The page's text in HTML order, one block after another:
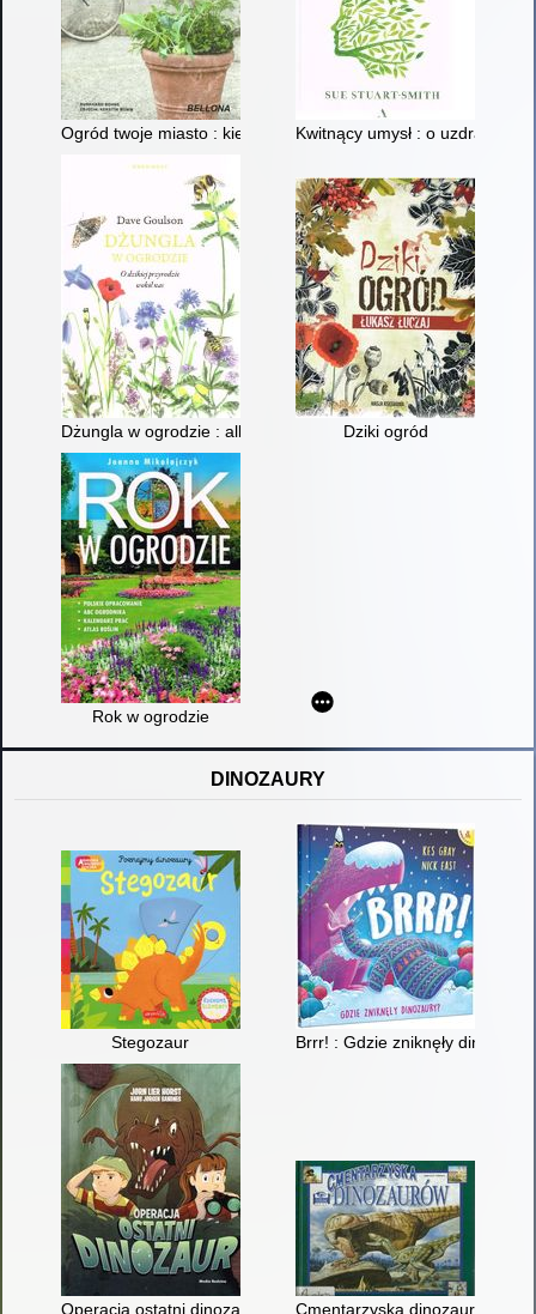
Ogród twoje miasto : kiedy miasto zmieni się w ogród
Kwitnący umysł : o
Dżungla w ogrodzie : albo ogrodnictwo na ratunek planecie
Dziki ogród
Rok w ogrodzie
DINOZAURY
Stegozaur Brrr! : Gdzie zniknęły dinozaury
Operacja ostatni dinozaur Cmentarzyska dinozaurów :